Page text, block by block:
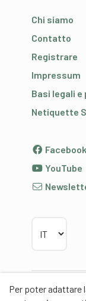
Per poter adattare
Chi siamo
Contatto
Registrare
Impressum
Basi legali
Netiquette
Facebook
YouTube
Partner